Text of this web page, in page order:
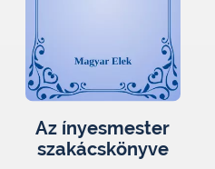
Az ínyesmester
szakácskönyve